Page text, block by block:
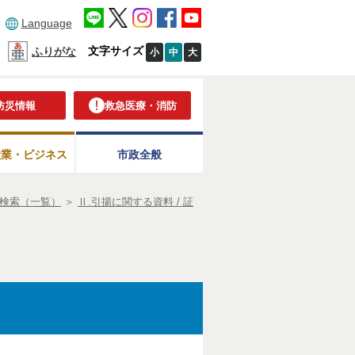
Language
ふりがな 文字サイズ 小 中 大
災情報 救急医療・消防
・ビジネス 市政全般
索（一覧） ＞ Ⅱ.引揚に関する資料 / 証